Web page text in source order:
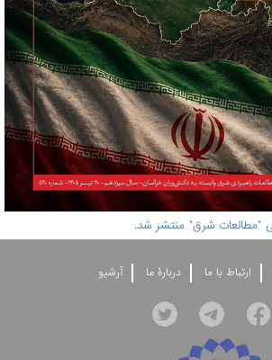
ارتباط با ما دربارۀ ما آرشيو